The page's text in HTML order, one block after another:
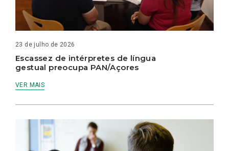
23 de julho de 2026
Escassez de intérpretes de língua
gestual preocupa PAN/Açores
VER MAIS